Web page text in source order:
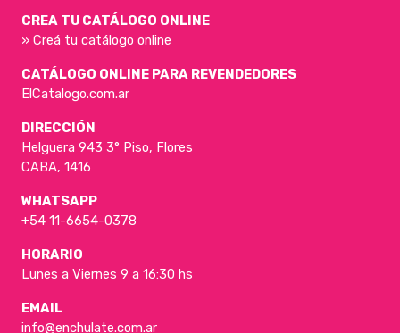
CREA TU CATÁLOGO ONLINE
» Creá tu catálogo online
CATÁLOGO ONLINE PARA REVENDEDORES
ElCatalogo.com.ar
DIRECCIÓN
Helguera 943 3° Piso, Flores
CABA, 1416
WHATSAPP
+54 11-6654-0378
HORARIO
Lunes a Viernes 9 a 16:30 hs
EMAIL
info@enchulate.com.ar